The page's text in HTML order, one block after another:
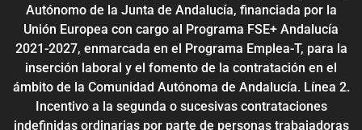
Autónomo de la Junta de Andalucía, financiada por la
Unión Europea con cargo al Programa FSE+ Andalucía
2021-2027, enmarcada en el Programa Emplea-T, para la
inserción laboral y el fomento de la contratación en el
ámbito de la Comunidad Autónoma de Andalucía. Línea 2.
Incentivo a la segunda o sucesivas contrataciones
indefinidas ordinarias por parte de personas trabajadoras